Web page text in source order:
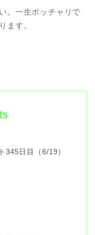
。一生ポッチャリで
ます。
345日目（6/19）